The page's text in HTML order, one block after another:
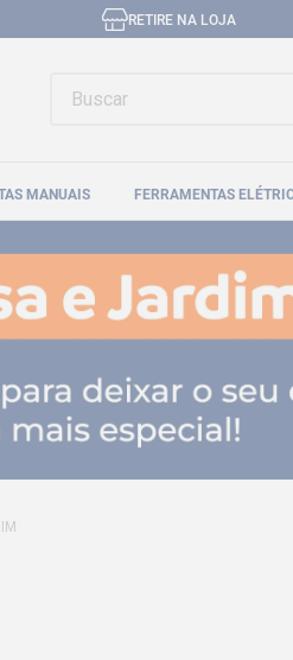
RETIRE NA LOJA
MANUAIS FERRAMENTAS